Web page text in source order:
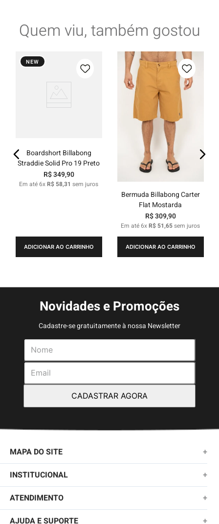
Quem viu, também gostou
NEW
Boardshort Billabong
Straddie Solid Pro 19 Preto
R$349,90
Em até6xR$ 58,31 sem juros
ADICIONAR AO CARRINHO
Bermuda Billabong Carter
Flat Mostarda
R$309,90
Em até6xR$ 51,65sem juros
ADICIONAR AO CARRINHO
Novidades e Promoções
Cadastre-se gratuitamente à nossa Newsletter
CADASTRAR AGORA
MAPA DO SITE +
NOVIDADES
MASCULINO
KIDS
INSTITUCIONAL +
SOBRE NÓS
TROCAS E DEVOLUÇÕES
ATENDIMENTO +
(11)2010-1028
AJUDA E SUPORTE +